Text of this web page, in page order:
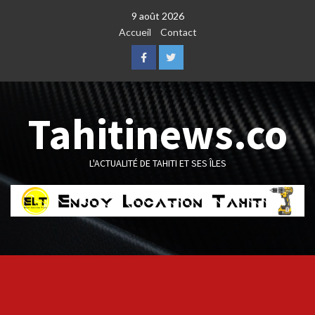
9 août 2026
Accueil
Contact
FacebookTwitter
Tahitinews.co
L'ACTUALITÉ DE TAHITI ET SES ÎLES